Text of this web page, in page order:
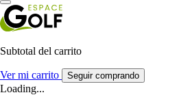
Subtotal del carrito
Ver mi carrito Seguir comprando
Loading...